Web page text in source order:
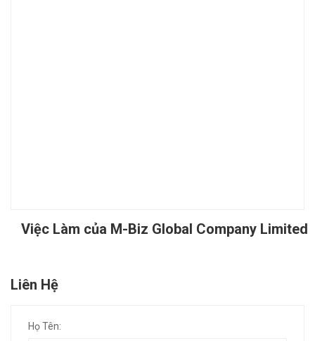
Việc Làm của M-Biz Global Company Limited
Liên Hệ
Họ Tên: